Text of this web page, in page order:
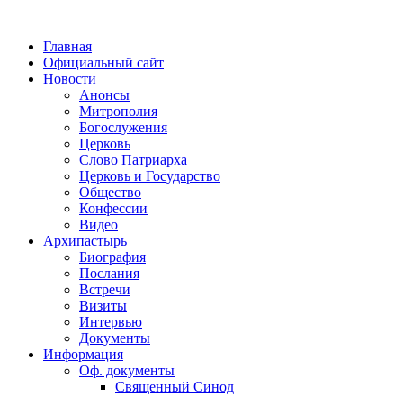
Главная
Официальный сайт
Новости
Анонсы
Митрополия
Богослужения
Церковь
Слово Патриарха
Церковь и Государство
Общество
Конфессии
Видео
Архипастырь
Биография
Послания
Встречи
Визиты
Интервью
Документы
Информация
Оф. документы
Священный Синод